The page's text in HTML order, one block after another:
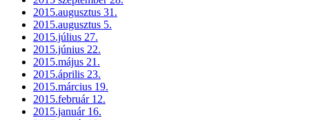
2015.augusztus 31.
2015.augusztus 5.
2015.július 27.
2015.június 22.
2015.május 21.
2015.április 23.
2015.március 19.
2015.február 12.
2015.január 16.